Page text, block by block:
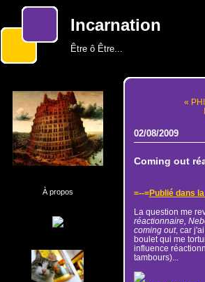
Incarnation
Être ô Être...
À propos
«
02/08/2009
Coming out
=--=Publié dans
La question me
réactionnaire,
coming out, car
boulet qui me
influence
tambours)...